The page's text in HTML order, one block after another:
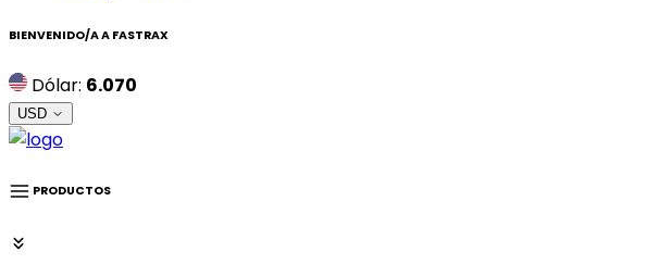
BIENVENIDO/A A FASTRAX
Dólar: 6.070
USD
PRODUCTOS